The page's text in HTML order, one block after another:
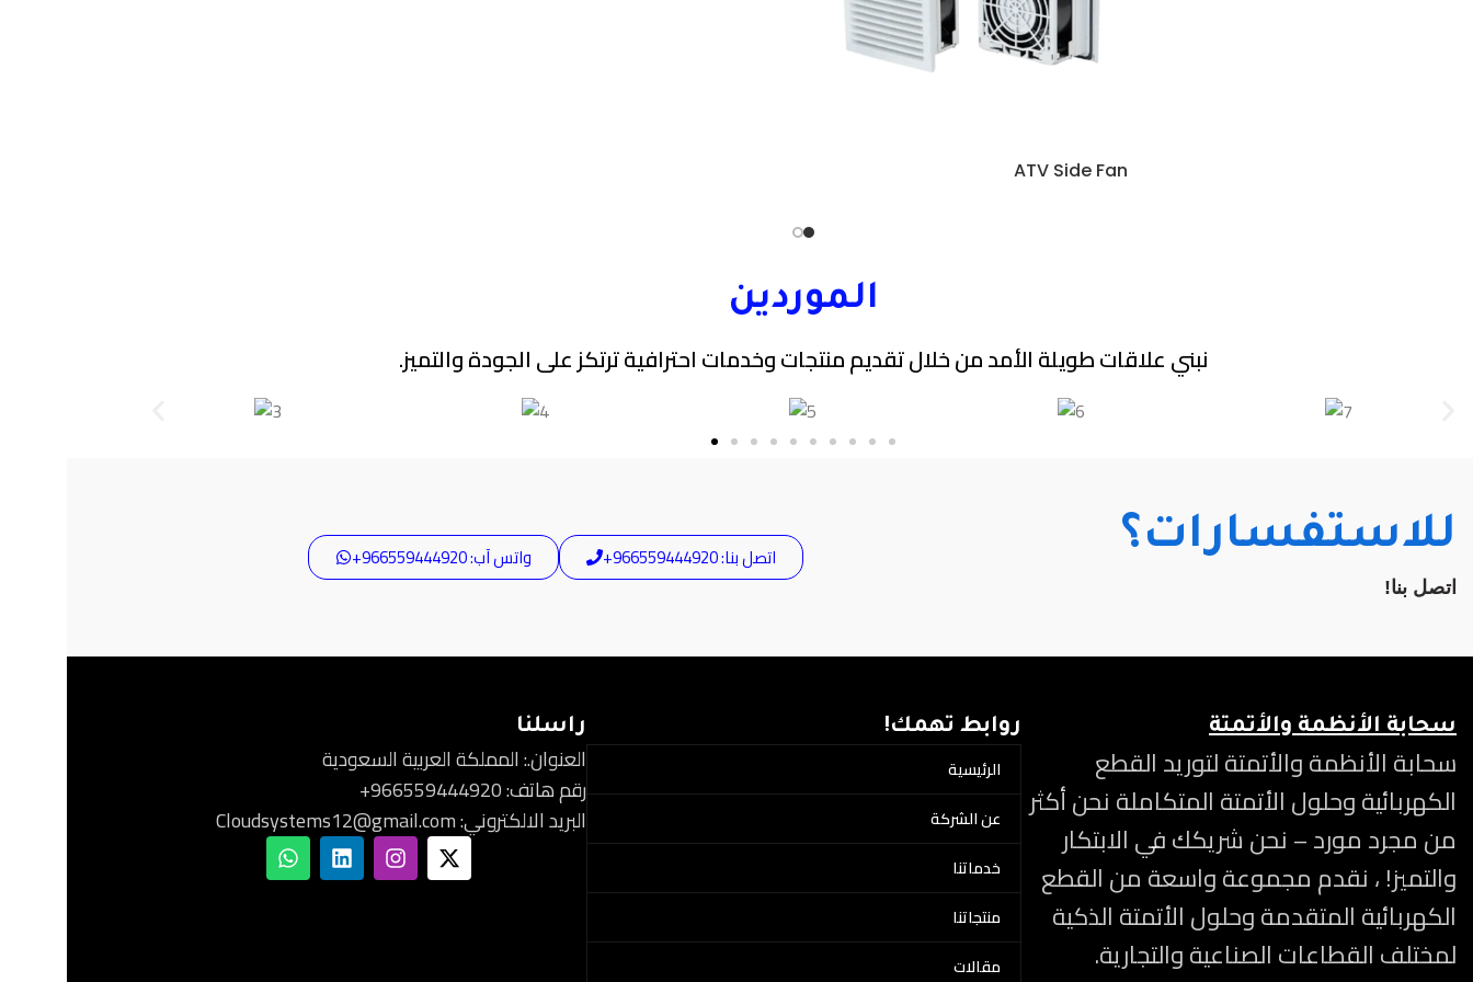
ATV Side Fan
الموردين
نبني علاقات طويلة الأمد من خلال تقديم منتجات وخدمات احترافية ترتكز على الجودة والتميز.
للاستفسارات؟
اتصل بنا!
اتصل بنا: 966559444920+ واتس آب: 966559444920+
سحابة الأنظمة والأتمتة
سحابة الأنظمة والأتمتة لتوريد القطع
الكهربائية وحلول الأتمتة المتكاملة نحن أكثر
من مجرد مورد – نحن شريكك في الابتكار
والتميز! ، نقدم مجموعة واسعة من القطع
الكهربائية المتقدمة وحلول الأتمتة الذكية
لمختلف القطاعات الصناعية والتجارية.
روابط تهمك!
الرئيسية
عن الشركة
خدماتنا
منتجاتنا
مقالات
راسلنا
العنوان.: المملكة العربية السعودية
رقم هاتف: 966559444920+
البريد الالكتروني: Cloudsystems12@gmail.com